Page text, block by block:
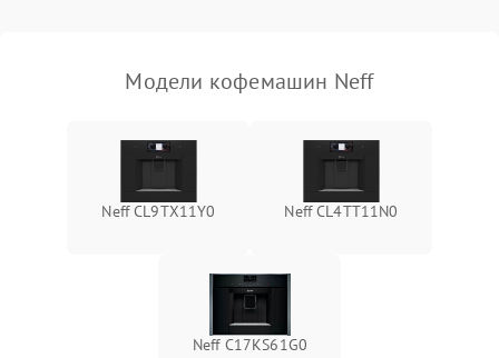
Модели кофемашин Neff
Neff CL9TX11Y0 Neff CL4TT11N0
Neff C17KS61G0